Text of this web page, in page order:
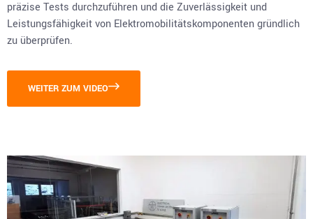
präzise Tests durchzuführen und die Zuverlässigkeit und
Leistungsfähigkeit von Elektromobilitätskomponenten gründlich
zu überprüfen.
WEITER ZUM VIDEO